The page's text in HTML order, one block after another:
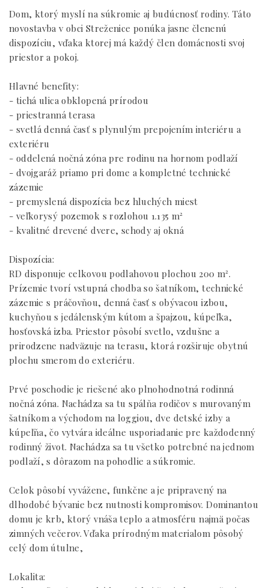
Dom, ktorý myslí na súkromie aj budúcnosť rodiny. Táto
novostavba v obci Streženice ponúka jasne členenú
dispozíciu, vďaka ktorej má každý člen domácnosti svoj
priestor a pokoj.
Hlavné benefity:
- tichá ulica obklopená prírodou
- priestranná terasa
- svetlá denná časť s plynulým prepojením interiéru a
exteriéru
- oddelená nočná zóna pre rodinu na hornom podlaží
- dvojgaráž priamo pri dome a kompletné technické
zázemie
- premyslená dispozícia bez hluchých miest
- veľkorysý pozemok s rozlohou 1.135 m²
- kvalitné drevené dvere, schody aj okná
Dispozícia:
RD disponuje celkovou podlahovou plochou 200 m².
Prízemie tvorí vstupná chodba so šatníkom, technické
zázemie s práčovňou, denná časť s obývacou izbou,
kuchyňou s jedálenským kútom a špajzou, kúpeľka,
hosťovská izba. Priestor pôsobí svetlo, vzdušne a
prirodzene nadväzuje na terasu, ktorá rozširuje obytnú
plochu smerom do exteriéru.
Prvé poschodie je riešené ako plnohodnotná rodinná
nočná zóna. Nachádza sa tu spálňa rodičov s murovaným
šatníkom a východom na loggiou, dve detské izby a
kúpeľňa, čo vytvára ideálne usporiadanie pre každodenný
rodinný život. Nachádza sa tu všetko potrebné na jednom
podlaží, s dôrazom na pohodlie a súkromie.
Celok pôsobí vyvážene, funkčne a je pripravený na
dlhodobé bývanie bez nutnosti kompromisov. Dominantou
domu je krb, ktorý vnáša teplo a atmosféru najmä počas
zimných večerov. Vďaka prírodným materialom pôsobý
celý dom útulne,
Lokalita: